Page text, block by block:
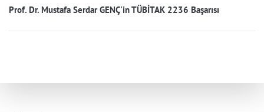
Prof. Dr. Mustafa Serdar GENÇ'in TÜBİTAK 2236 Başarısı